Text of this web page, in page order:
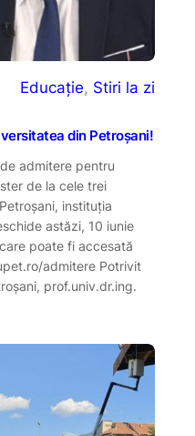
Educație, Stiri la zi
din Petroșani!
admitere pentru
de la cele trei
instituția
astăzi, 10 iunie
poate fi accesată
admitere Potrivit
prof.univ.dr.ing.